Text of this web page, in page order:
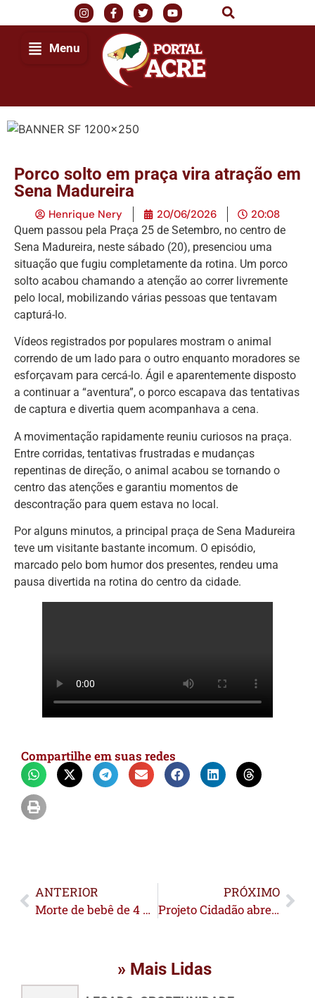
Menu
Porco solto em praça vira atração em
Sena Madureira
Henrique Nery 20/06/2026 20:08
Quem passou pela Praça 25 de Setembro, no centro de
Sena Madureira, neste sábado (20), presenciou uma
situação que fugiu completamente da rotina. Um porco
solto acabou chamando a atenção ao correr livremente
pelo local, mobilizando várias pessoas que tentavam
capturá-lo.
Vídeos registrados por populares mostram o animal
correndo de um lado para o outro enquanto moradores se
esforçavam para cercá-lo. Ágil e aparentemente disposto
a continuar a “aventura”, o porco escapava das tentativas
de captura e divertia quem acompanhava a cena.
A movimentação rapidamente reuniu curiosos na praça.
Entre corridas, tentativas frustradas e mudanças
repentinas de direção, o animal acabou se tornando o
centro das atenções e garantiu momentos de
descontração para quem estava no local.
Por alguns minutos, a principal praça de Sena Madureira
teve um visitante bastante incomum. O episódio,
marcado pelo bom humor dos presentes, rendeu uma
pausa divertida na rotina do centro da cidade.
Compartilhe em suas redes
ANTERIOR
Morte de bebê de 4 meses em Sena Madureira aguarda resultado de exames periciais
PRÓXIMO
Projeto Cidadão abre inscrições para casamento coletivo com 300 vagas em Cruzeiro do Sul
» Mais Lidas